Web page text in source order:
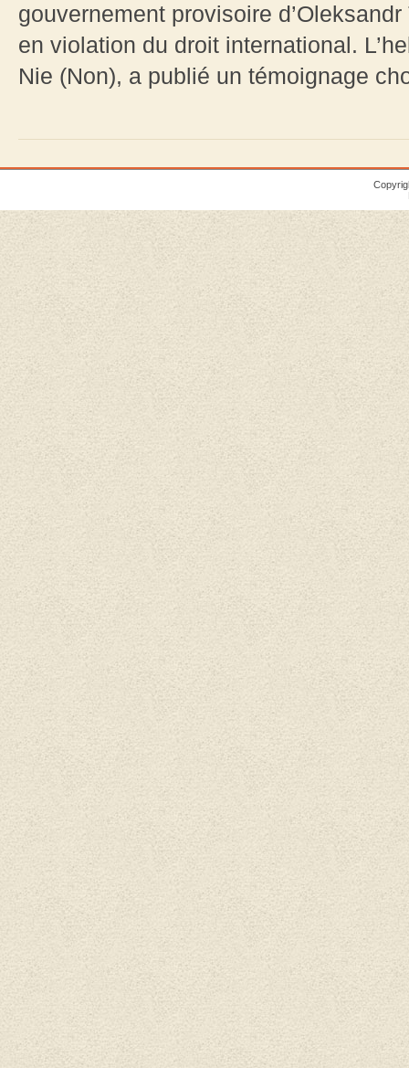
gouvernement provisoire
en violation du droit international.
Nie (Non), a publié un témoignage